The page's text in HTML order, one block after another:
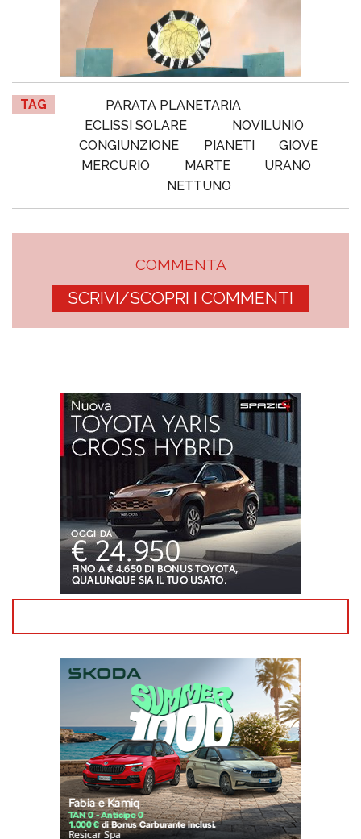
TAG
PARATA PLANETARIA
ECLISSI SOLARE
NOVILUNIO
CONGIUNZIONE
PIANETI
GIOVE
MERCURIO
MARTE
URANO
NETTUNO
COMMENTA
SCRIVI/SCOPRI I COMMENTI